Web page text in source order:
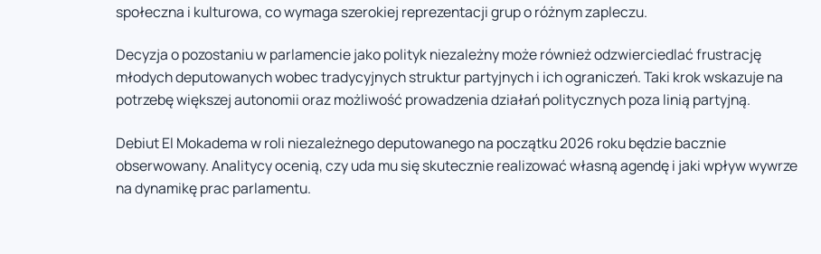
społeczna i kulturowa, co wymaga szerokiej reprezentacji grup o różnym zapleczu.
Decyzja o pozostaniu w parlamencie jako polityk niezależny może również odzwierciedlać frustrację
młodych deputowanych wobec tradycyjnych struktur partyjnych i ich ograniczeń. Taki krok wskazuje na
potrzebę większej autonomii oraz możliwość prowadzenia działań politycznych poza linią partyjną.
Debiut El Mokadema w roli niezależnego deputowanego na początku 2026 roku będzie bacznie
obserwowany. Analitycy ocenią, czy uda mu się skutecznie realizować własną agendę i jaki wpływ wywrze
na dynamikę prac parlamentu.